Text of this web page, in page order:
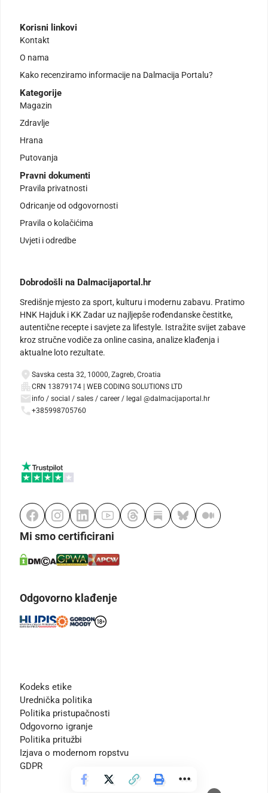
Korisni linkovi
Kontakt
O nama
Kako recenziramo informacije na Dalmacija Portalu?
Kategorije
Magazin
Zdravlje
Hrana
Putovanja
Pravni dokumenti
Pravila privatnosti
Odricanje od odgovornosti
Pravila o kolačićima
Uvjeti i odredbe
Dobrodošli na Dalmacijaportal.hr
Središnje mjesto za sport, kulturu i modernu zabavu. Pratimo
HNK Hajduk i KK Zadar uz najljepše rođendanske čestitke,
autentične recepte i savjete za lifestyle. Istražite svijet zabave
kroz stručne vodiče za online casina, analize klađenja i
aktualne loto rezultate.
Savska cesta 32, 10000, Zagreb, Croatia
CRN 13879174 | WEB CODING SOLUTIONS LTD
info / social / sales / career / legal @dalmacijaportal.hr
+385998705760
Mi smo certificirani
Odgovorno klađenje
Kodeks etike
Urednička politika
Politika pristupačnosti
Odgovorno igranje
Politika pritužbi
Izjava o modernom ropstvu
GDPR